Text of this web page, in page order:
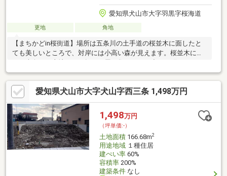
愛知県犬山市大字羽黒字桜海道
更地 角地
【まちかどin桜街道】場所は五条川の土手道の桜並木に面したと
ても美しいところで、対岸には小高い森が見えます。桜並木に面
ます。◎調整区域のため既存宅地要件有りとなります。◎対象：
西の家 ５５坪 １２１０万円※全４区画の予定です。 分筆測
量前ですので敷地面積は変更の可能性があります。※５棟目の
「奥の家」は未定です。◎北の家 ７０．４坪 １５４８万円◎
南の家 ６６．５坪 １４６３万円
愛知県犬山市大字犬山字西三条 1,498万円
1,498万円
（坪単価:-）
土地面積166.68m2
用途地域１種住居
建ぺい率60%
容積率200%
建築条件なし